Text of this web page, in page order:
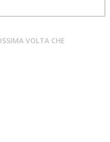
VOLTA CHE